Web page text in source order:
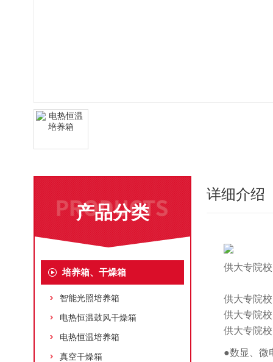
产品分类
培养箱、干燥箱
智能光照培养箱
电热恒温鼓风干燥箱
电热恒温培养箱
真空干燥箱
详细介绍
供大专院
供大专院
供大专院
供大专院
●数显、微